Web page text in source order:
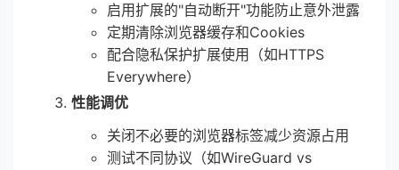
启用扩展的"自动断开"功能防止意外泄露
定期清除浏览器缓存和Cookies
配合隐私保护扩展使用（如HTTPS
Everywhere）
性能调优
关闭不必要的浏览器标签减少资源占用
测试不同协议（如WireGuard vs